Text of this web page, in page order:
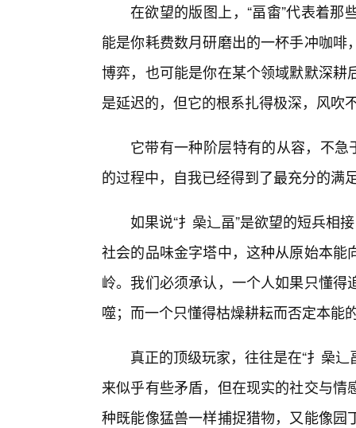
在欲望的版图上，“畐畬”代表着
能是你耗费数月研磨出的一杯手冲咖
博弈，也可能是你在某个领域默默深
是延迟的，但它的根系扎得极深，风吹
它带有一种阶层特有的从容，不急
的过程中，自我已经得到了最充分的满
如果说“扌喿辶畐”是欲望的短兵相
社会的品味金字塔中，这种从原始本
岭。我们必须承认，一个人如果只懂
噬；而一个只懂得枯燥耕耘而否定本能
真正的顶级玩家，往往是在“扌喿
来似乎有些矛盾，但在现实的社交与
种既能像猛兽一样捕捉猎物，又能像